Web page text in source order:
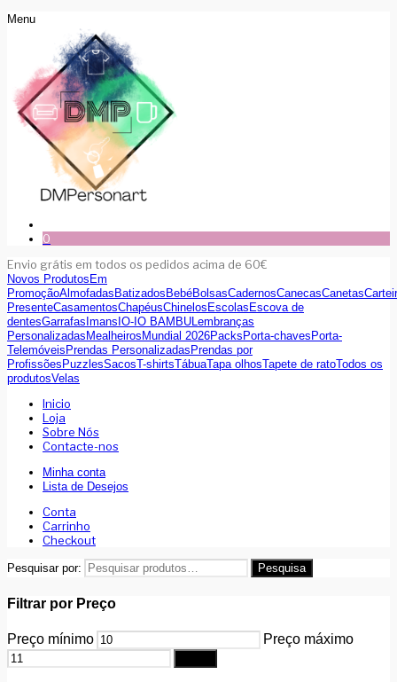
Menu
0
Envio grátis em todos os pedidos acima de 60€
Novos ProdutosEm
PromoçãoAlmofadasBatizadosBebéBolsasCadernosCanecasCanetas
PresenteCasamentosChapéusChinelosEscolasEscova de
dentesGarrafasImansIO-IO BAMBULembranças
PersonalizadasMealheirosMundial 2026PacksPorta-chavesPorta-
TelemóveisPrendas PersonalizadasPrendas por
ProfissõesPuzzlesSacosT-shirtsTábuaTapa olhosTapete de ratoTodos os
produtosVelas
Inicio
Loja
Sobre Nós
Contacte-nos
Minha conta
Lista de Desejos
Conta
Carrinho
Checkout
Pesquisar por: Pesquisa
Filtrar por Preço
Preço mínimo Preço máximo